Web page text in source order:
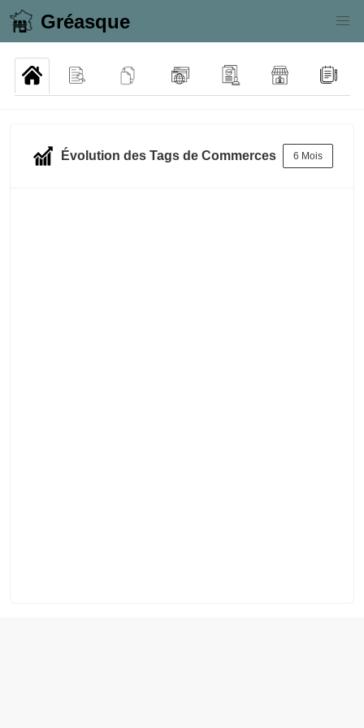
Gréasque
Évolution des Tags de Commerces 6 Mois